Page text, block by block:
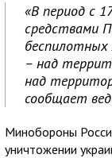
«В период с
средствами
– над
над
сообщает
Минобороны
уничтожении